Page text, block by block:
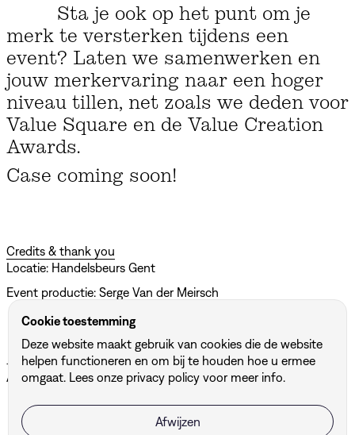
Sta je ook op het punt om je
merk te versterken tijdens een
event? Laten we samenwerken en
jouw merkervaring naar een hoger
niveau tillen, net zoals we deden voor
Value Square en de Value Creation
Awards.
Case coming soon!
Credits & thank you
Locatie: Handelsbeurs Gent
Event productie: Serge Van der Meirsch
Andere projecten
Alle projecten ↗
Cookie toestemming
Deze website maakt gebruik van cookies die de website
helpen functioneren en om bij te houden hoe u ermee
omgaat. Lees onze privacy policy voor meer info.
Afwijzen